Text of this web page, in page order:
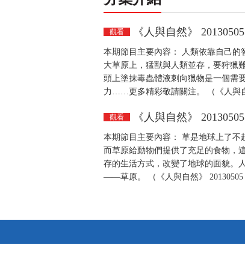
觀看 《人與自然》
本期節目主要內容： 人類依靠自己的
大草原上，猛獸與人類並存，要狩獵
頭上塗抹毒蟲體液刺向獵物是一個需
力……更多精彩敬請關注。 （《人與
觀看 《人與自然》
本期節目主要內容： 草是地球上了不
而草原給動物們提供了充足的食物，
存的生活方式，改變了地球的面貌。
——草原。 （《人與自然》